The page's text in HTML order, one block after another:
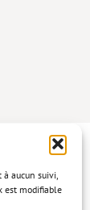
aucun suivi,
est modifiable